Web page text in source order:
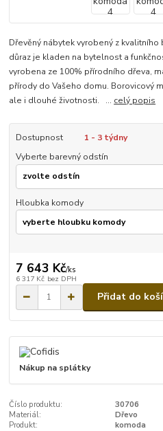
Dřevěný nábytek vyrobený z
důraz je kladen na bytelnost a
vyrobena ze 100% přírodního dřeva,
přírody do Vašeho domu. Borovicový
ale i dlouhé životnosti. ... celý popis
Dostupnost
1 - 3 týdny
Vyberte barevný odstín
Hloubka komody
7 643 Kč/ks
6 317 Kč bez DPH
Přidat do
Nákup na splátky
Číslo produktu:
30706
Materiál:
Dřevo
Produkt:
komoda